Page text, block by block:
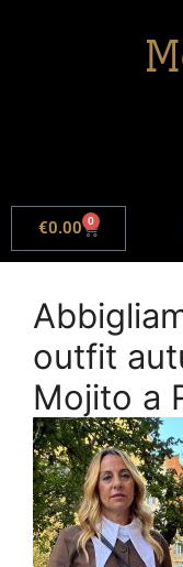
€0.00 0
outfit
Mojito a